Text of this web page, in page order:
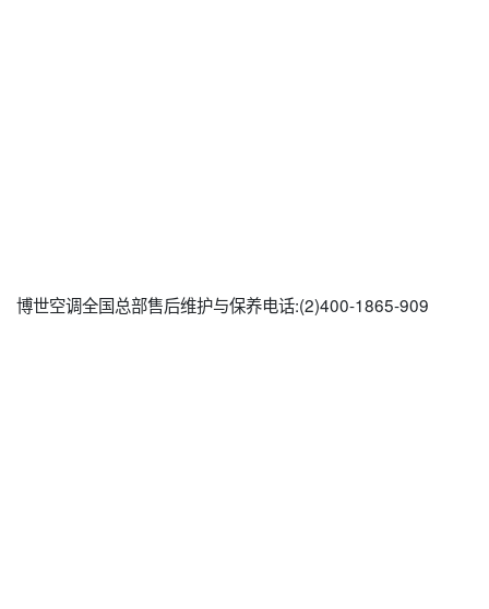
博世空调全国总部售后维护与保养电话:(2)400-1865-909